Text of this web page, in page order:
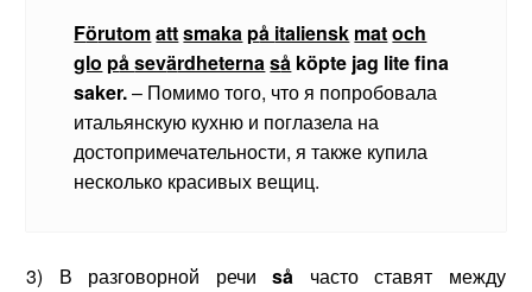
Förutomattsmaka på italiensk matoch
glo påsevärdheterna så köpte jag litefina
saker.– Помимо того, что я попробовала
итальянскую кухню и поглазела на
достопримечательности, я также купила
несколько красивых вещиц.
3) В разговорной речиså часто ставят между